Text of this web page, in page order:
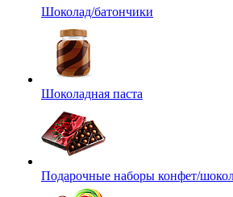
Шоколад/батончики
Шоколадная паста
Подарочные наборы конфет/